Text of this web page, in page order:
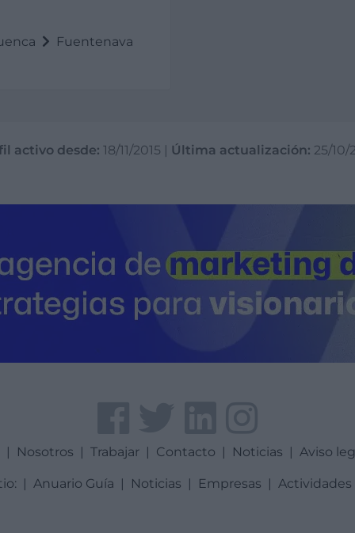
Fuentenava
activo desde: 18/11/2015 | Última actualización: 25/10/
| Nosotros | Trabajar | Contacto | Noticias | Aviso
| Anuario Guía | Noticias | Empresas | Actividades